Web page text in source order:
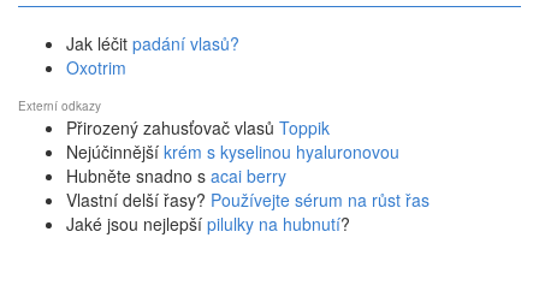
Jak léčit padání vlasů?
Oxotrim
Externí odkazy
Přirozený zahusťovač vlasů Toppik
Nejúčinnější krém s kyselinou hyaluronovou
Hubněte snadno s acai berry
Vlastní delší řasy? Používejte sérum na růst řas
Jaké jsou nejlepší pilulky na hubnutí?